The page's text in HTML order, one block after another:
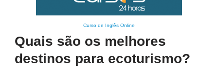
Curso de Inglês Online
Quais são os melhores
destinos para ecoturismo?